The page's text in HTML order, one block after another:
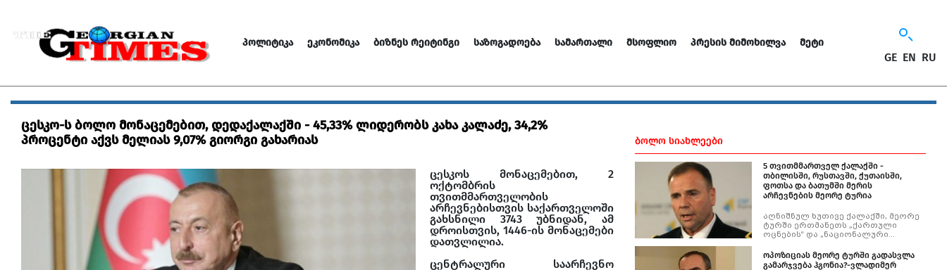
ᲞᲝᲚᲘᲢᲘᲙᲐ ᲔᲙᲝᲜᲝᲛᲘᲙᲐ ᲑᲘᲖᲜᲔᲡ ᲠᲔᲘᲢᲘᲜᲒᲘ ᲡᲐᲖᲝᲒᲐᲓᲝᲔᲑᲐ ᲡᲐᲛᲐᲠᲗᲐᲚᲘ ᲛᲡᲝᲤᲚᲘᲝ ᲞᲠᲔᲡᲘᲡ ᲛᲘᲛᲝᲮᲘᲚᲕᲐ ᲛᲔᲢᲘ
GE EN RU
ცესკო-ს ბოლო მონაცემებით, დედაქალაქში - 45,33% ლიდერობს კახა კალაძე, 34,2%
პროცენტი აქვს მელიას 9,07% გიორგი გახარიას
ცესკოს მონაცემებით, 2
ოქტომბრის
თვითმმართველობის
არჩევნებისთვის საქართველოში
გახსნილი 3743 უბნიდან, ამ
დროისთვის, 1446-ის მონაცემები
დათვლილია.
ცენტრალური საარჩევნო
ᲑᲝᲚᲝ ᲡᲘᲐᲮᲚᲔᲔᲑᲘ
5 თვითმმართველ ქალაქში -
თბილისში, რუსთავში, ქუთაისში,
ფოთსა და ბათუმში მერის
არჩევნების მეორე ტურია
აღნიშნულ ხუთივე ქალაქში, მეორე
ტურში ერთმანეთს „ქართული
ოცნების“ და „ნაციონალური
დაუპირისპირდებიან
ოპოზიციას მეორე ტურში გადასვლა
გამარჯვება ჰგონია?-ვლადიმერ